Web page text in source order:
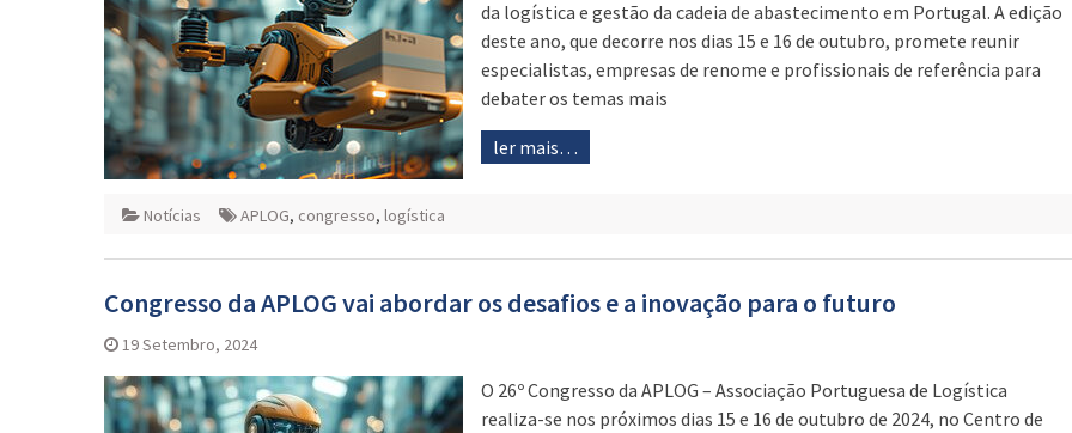
da logística e gestão da cadeia de abastecimento em Portugal. A edição
deste ano, que decorre nos dias 15 e 16 de outubro, promete reunir
especialistas, empresas de renome e profissionais de referência para
debater os temas mais
ler mais…
Notícias APLOG, congresso, logística
Congresso da APLOG vai abordar os desafios e a inovação para o futuro
19 Setembro, 2024
O 26º Congresso da APLOG – Associação Portuguesa de Logística
realiza-se nos próximos dias 15 e 16 de outubro de 2024, no Centro de